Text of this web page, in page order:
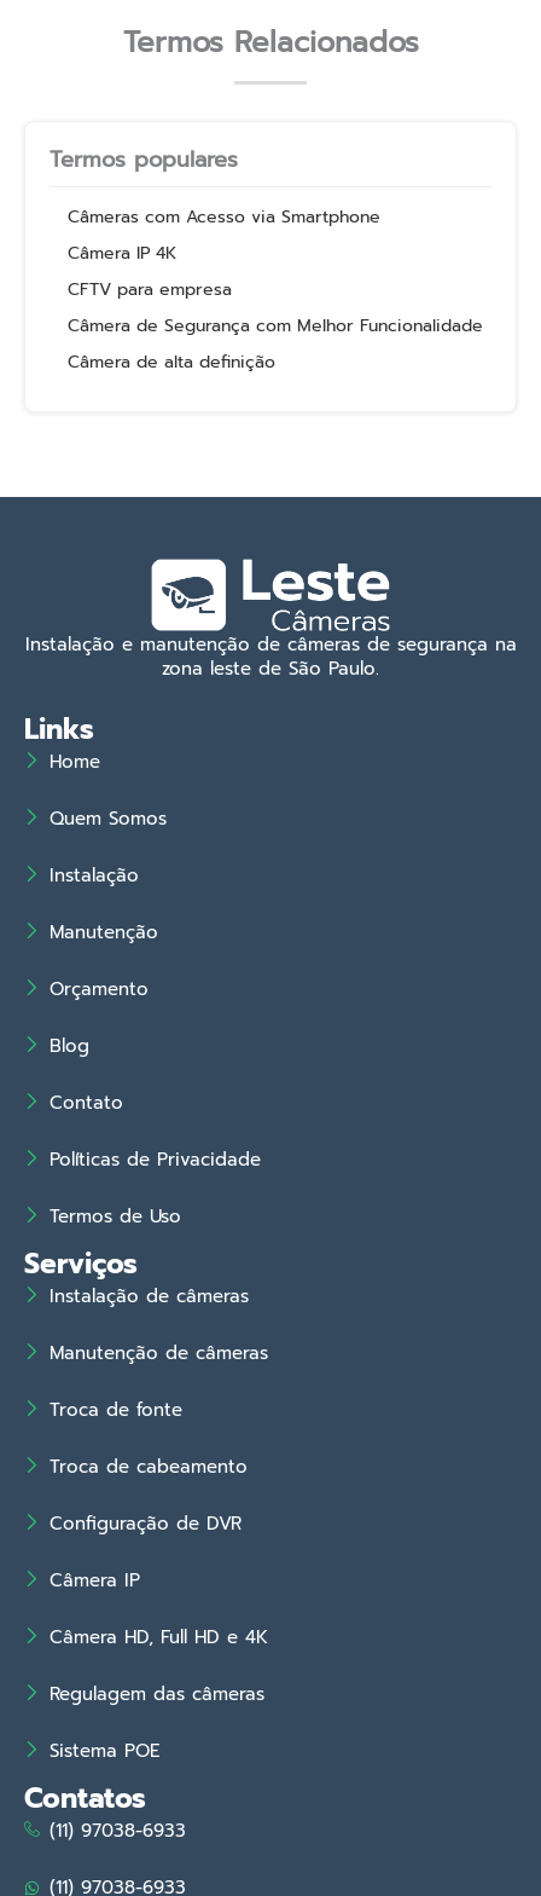
Termos Relacionados
Termos populares
Câmeras com Acesso via Smartphone
Câmera IP 4K
CFTV para empresa
Câmera de Segurança com Melhor Funcionalidade
Câmera de alta definição
Instalação e manutenção de câmeras de segurança na
zona leste de São Paulo.
Links
Home
Quem Somos
Instalação
Manutenção
Orçamento
Blog
Contato
Políticas de Privacidade
Termos de Uso
Serviços
Instalação de câmeras
Manutenção de câmeras
Troca de fonte
Troca de cabeamento
Configuração de DVR
Câmera IP
Câmera HD, Full HD e 4K
Regulagem das câmeras
Sistema POE
Contatos
(11) 97038-6933
(11) 97038-6933